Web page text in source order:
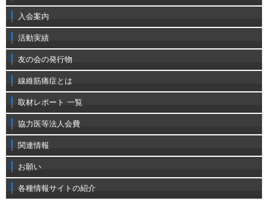
入会案内
活動実績
友の会の発行物
線維筋痛症とは
取材レポート 一覧
協力医等法人会費
関連情報
お願い
各種情報サイトの紹介